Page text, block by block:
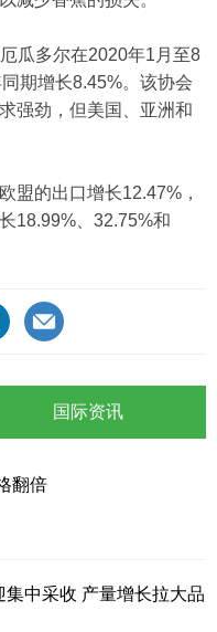
瓜多尔在2020年1月至8
期增长8.45%。该协会
强劲，但美国、亚洲和
盟的出口增长12.47%，
18.99%、32.75%和
翻倍
中采收 产量增长拉大品
国际资讯